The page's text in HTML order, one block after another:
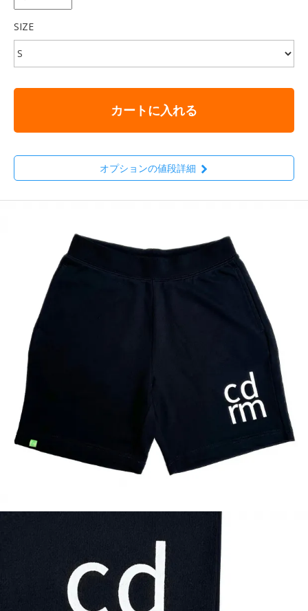
SIZE
カートに入れる
オプションの値段詳細